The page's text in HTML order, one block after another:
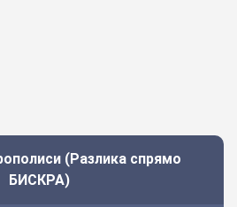
(Разлика спрямо
БИСКРА)